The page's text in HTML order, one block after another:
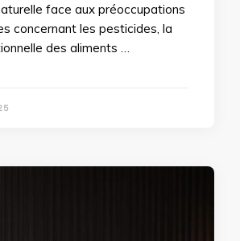
face aux préoccupations
concernant les pesticides, la
des aliments …